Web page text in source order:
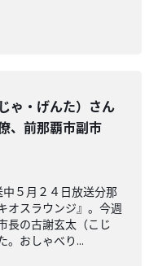
ゃ・げんた）さん
、前那覇市副市
５月２４日放送分那
オスラウンジ』。今週
長の古謝玄太（こじ
。おしゃべり...